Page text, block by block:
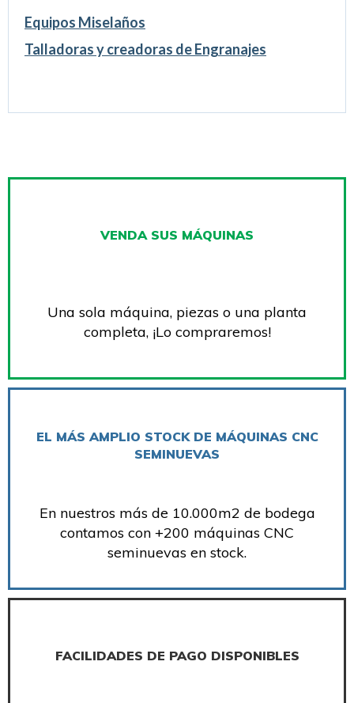
Equipos Miselaños
Talladoras y creadoras de Engranajes
VENDA SUS MÁQUINAS
Una sola máquina, piezas o una planta
completa, ¡Lo compraremos!
EL MÁS AMPLIO STOCK DE MÁQUINAS CNC
SEMINUEVAS
En nuestros más de 10.000m2 de bodega
contamos con +200 máquinas CNC
seminuevas en stock.
FACILIDADES DE PAGO DISPONIBLES